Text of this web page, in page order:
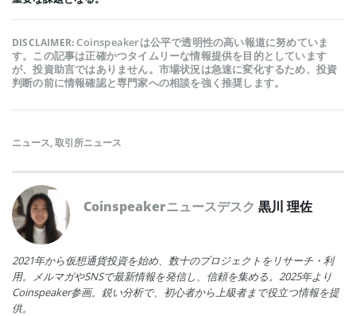
DISCLAIMER:Coinspeakerは公平で透明性の高い報道に努めていま
す。この記事は正確かつタイムリーな情報提供を目的としています
が、投資助言ではありません。市場状況は急速に変化するため、投資
判断の前に情報確認と専門家への相談を強く推奨します。
ニュース,取引所ニュース
Coinspeakerニュースデスク 黒川 理佐
2021年から仮想通貨投資を始め、数十のプロジェクトをリサーチ・利
用。メルマガやSNSで最新情報を発信し、信頼を集める。2025年より
Coinspeaker参画。鋭い分析で、初心者から上級者まで役立つ情報を提
供。